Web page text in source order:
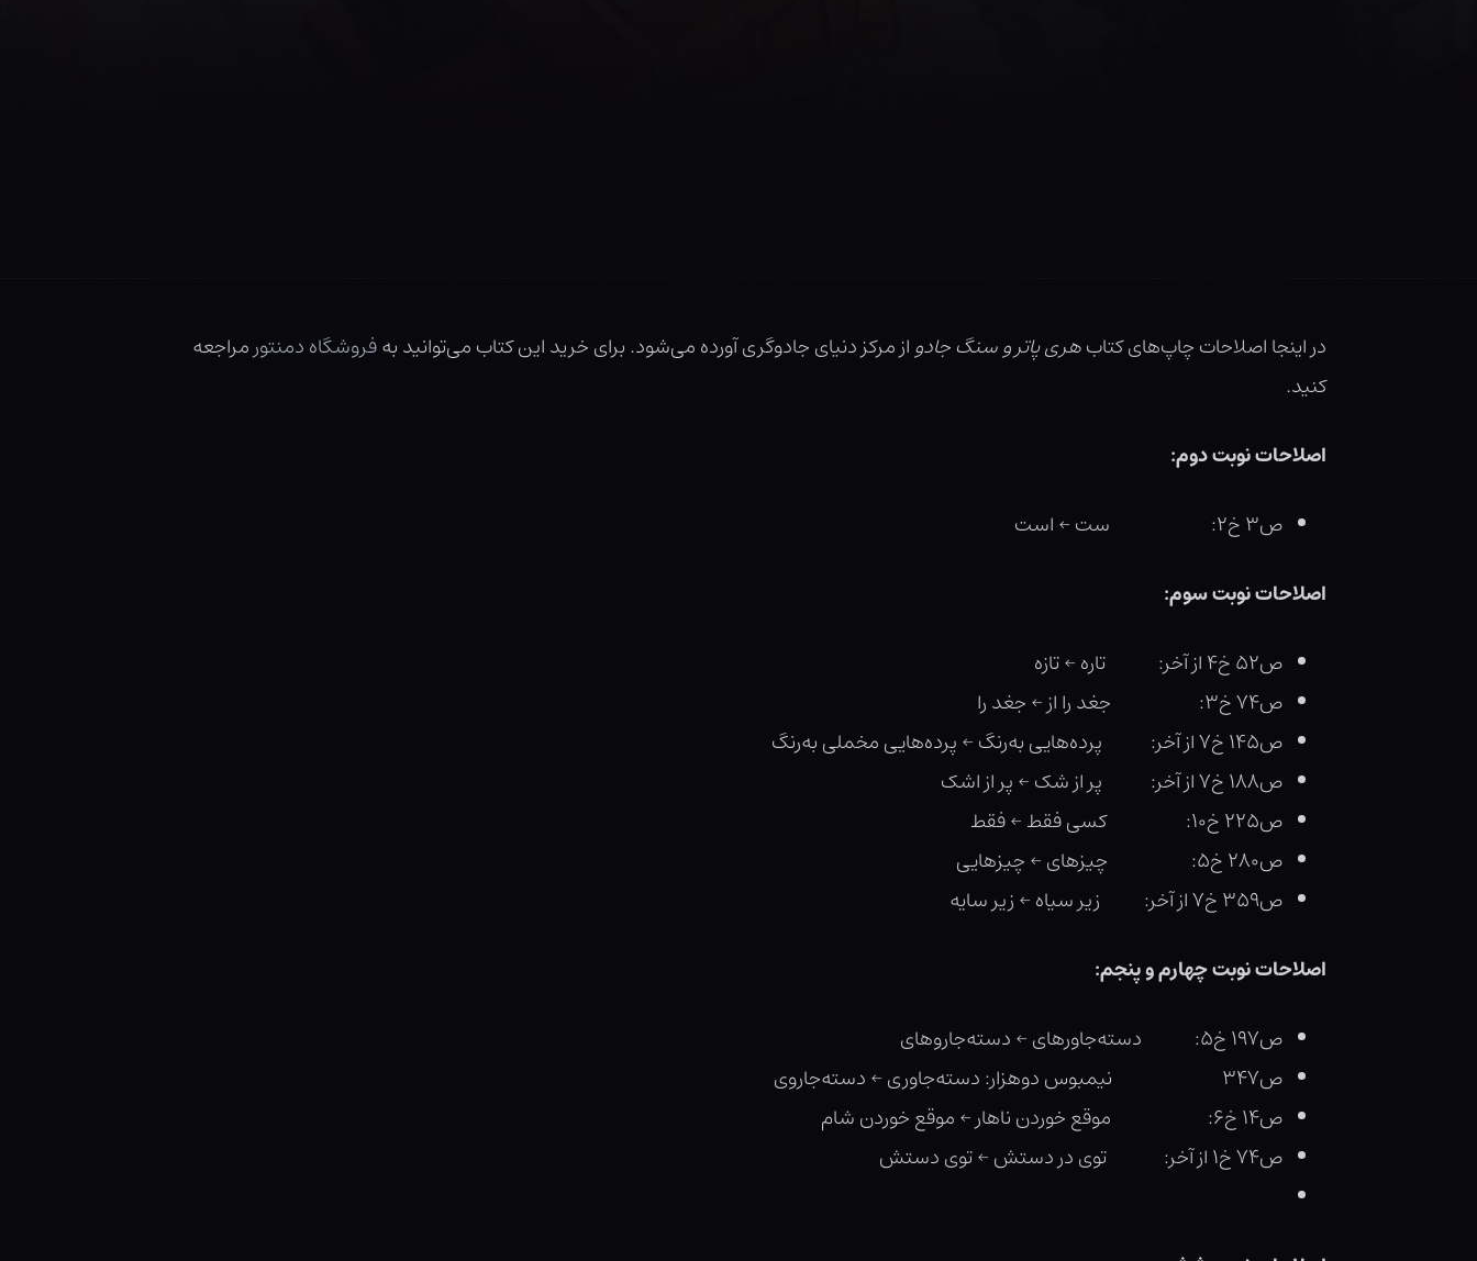
در اینجا اصلاحات چاپ‌های کتابهری پاتر و سنگ جادواز مرکز دنیای جادوگری آورده می‌شود. برای خرید این کتاب می‌توانید بهفروشگاه دمنتورمراجعه
کنید.
اصلاحاتنوبتدوم:
ص۳ خ۲: ست ← است
اصلاحاتنوبتسوم:
ص۵۲ خ۴ از آخر: تاره ← تازه
ص۷۴ خ۳: جغد را از ← جغد را
ص۱۴۵ خ۷ از آخر: پرده‌هایی به‌رنگ ← پرده‌هایی مخملی به‌رنگ
ص۱۸۸ خ۷ از آخر: پر از شک ← پر از اشک
ص۲۲۵ خ۱۰: کسی فقط ← فقط
ص۲۸۰ خ۵: چیزهای ← چیزهایی
ص۳۵۹ خ۷ از آخر: زیر سیاه ← زیر سایه
اصلاحات نوبت چهارم و پنجم:
ص۱۹۷ خ۵: دسته‌جاورهای ← دسته‌جاروهای
ص۳۴۷ نیمبوس دوهزار: دسته‌جاوری ← دسته‌جاروی
ص۱۴ خ۶: موقع خوردن ناهار ← موقع خوردن شام
ص۷۴ خ۱ از آخر: توی در دستش ← توی دستش